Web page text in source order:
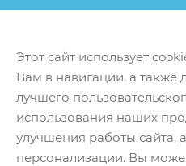
Этот сайт использует
Вам в навигации, а также
лучшего
использования наших
улучшения работы сайта,
персонализации. Вы